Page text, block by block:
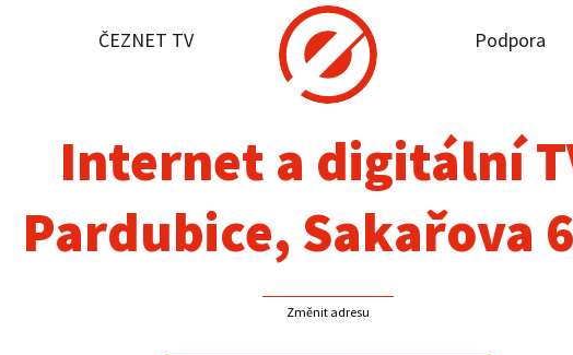
ČEZNET TV Podpora
Internet
Podpora
Internet a digitální
Pardubice, Sakařova
Změnit adresu